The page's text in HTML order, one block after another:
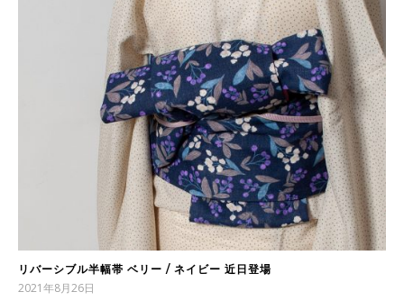
リバーシブル半幅帯 ベリー / ネイビー 近日登場
2021年8月26日